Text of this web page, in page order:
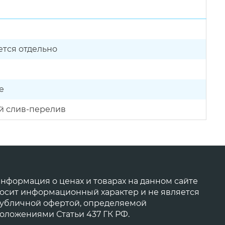
отдельно
слив-перелив
о ценах и товарах на данном сайте
информационный характер и не является
офертой, определяемой
Статьи 437 ГК РФ.